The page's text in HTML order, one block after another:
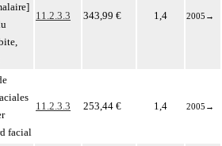
11.2.3.3 343,99 € 1,4 2005 →
facial
11.2.3.3 253,44 € 1,4 2005 →